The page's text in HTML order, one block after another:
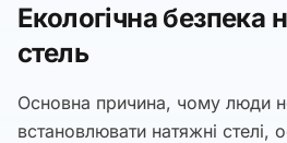
Екологічна безпека
стель
Основна причина, чому люди
встановлювати натяжні стелі,